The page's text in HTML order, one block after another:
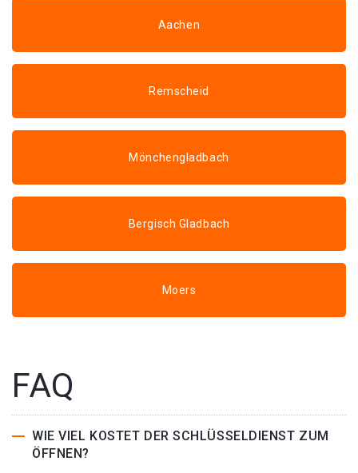
Aachen
Remscheid
Mönchengladbach
Bergisch Gladbach
Moers
FAQ
WIE VIEL KOSTET DER SCHLÜSSELDIENST ZUM
ÖFFNEN?